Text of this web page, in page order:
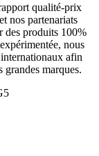
qualité-prix
nos partenariats
des produits 100%
nous
afin
grandes marques.